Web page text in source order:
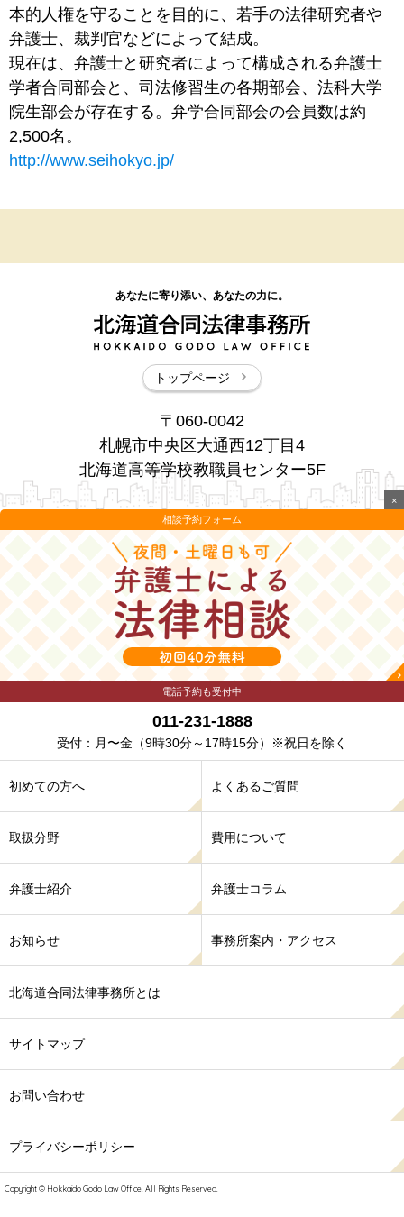
本的人権を守ることを目的に、若手の法律研究者や
弁護士、裁判官などによって結成。
現在は、弁護士と研究者によって構成される弁護士
学者合同部会と、司法修習生の各期部会、法科大学
院生部会が存在する。弁学合同部会の会員数は約
2,500名。
http://www.seihokyo.jp/
あなたに寄り添い、あなたの力に。
トップページ
〒060-0042
札幌市中央区大通西12丁目4
北海道高等学校教職員センター5F
相談予約フォーム
×
電話予約も受付中
011-231-1888
受付：月〜金 （9時30分～17時15分）※祝日を除く
初めての方へ よくあるご質問
取扱分野 費用について
弁護士紹介 弁護士コラム
お知らせ 事務所案内・アクセス
北海道合同法律事務所とは
サイトマップ
お問い合わせ
プライバシーポリシー
Copyright © Hokkaido Godo Law Office. All Rights Reserved.